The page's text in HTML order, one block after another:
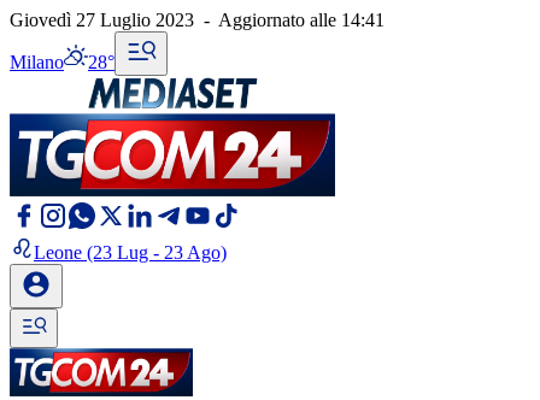
Giovedì 27 Luglio 2023 - Aggiornato alle 14:41
Milano 28°
Leone (23 Lug - 23 Ago)